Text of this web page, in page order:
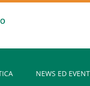
NEWS ED